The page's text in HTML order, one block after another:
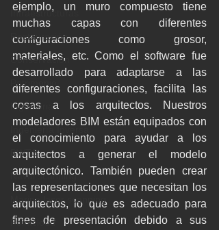
Infraestructuras
Restauración
Conservación
Patrimonio
Ingenieria
BWTS
Naval scanning
Marine laser scanning
Pointcloud
ejemplo, un muro compuesto tiene
muchas capas con diferentes
configuraciones como grosor,
materiales, etc. Como el software fue
desarrollado para adaptarse a las
diferentes configuraciones, facilita las
cosas a los arquitectos. Nuestros
modeladores BIM están equipados con
el conocimiento para ayudar a los
arquitectos a generar el modelo
arquitectónico. También pueden crear
las representaciones que necesitan los
arquitectos, lo que es adecuado para
fines de presentación debido a sus